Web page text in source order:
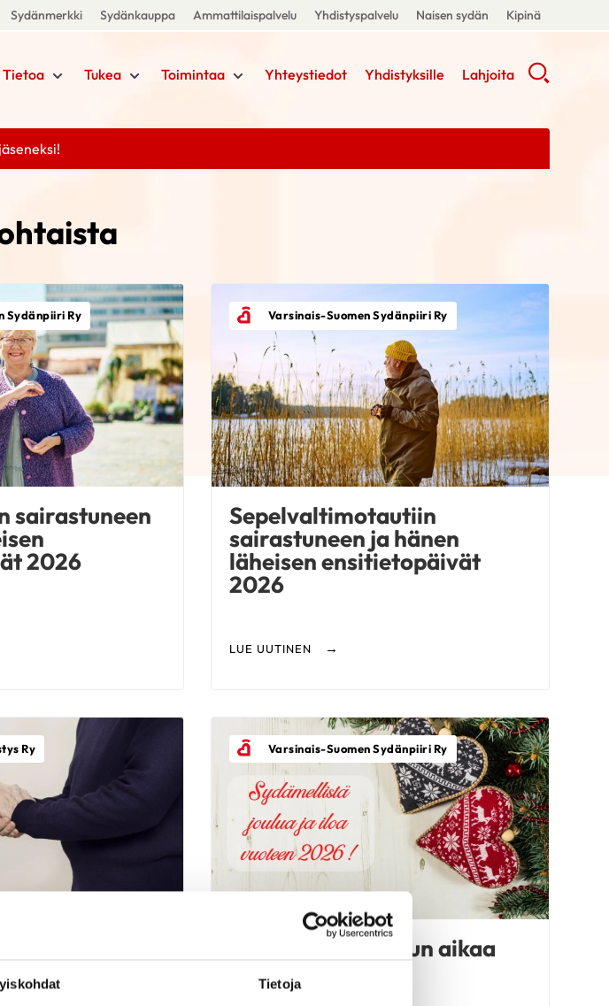
Tietoja
Sydänmerkki Sydänkauppa Ammattilaispalvelu Yhdistyspalvelu Naisen sydän Kipinä
Tietoa Tukea Toimintaa Yhteystiedot Yhdistyksille Lahjoita
Sydänpiiri Ry
sairastuneen
2026
Varsinais-Suomen Sydänpiiri Ry
Sepelvaltimotautiin
sairastuneen ja hänen
läheisen ensitietopäivät
2026
LUE UUTINEN
Ry
pysyy
Varsinais-Suomen Sydänpiiri Ry
Sydämellistä joulun aikaa